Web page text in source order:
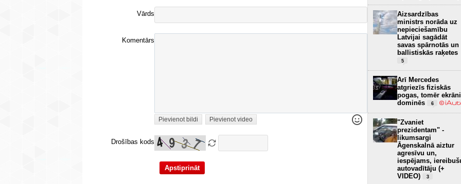
Vārds
Komentārs
Pievienot bildi Pievienot video
Drošības kods
Aizsardzības
ministrs norāda uz
nepieciešamību
Latvijai sagādāt
savas spārnotās un
ballistiskās raķetes
5
Arī Mercedes
atgriezīs fiziskās
pogas, tomēr ekrāni
dominēs
6
"Zvaniet
prezidentam" -
likumsargi
Āgenskalnā aiztur
agresīvu un,
iespējams,
autovadītāju (+
VIDEO)
3